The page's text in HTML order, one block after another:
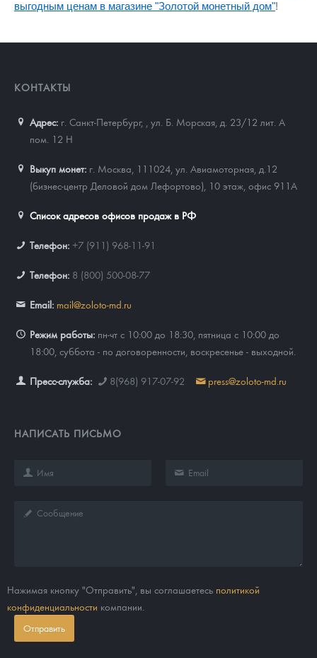
выгодным ценам в магазине "Золотой монетный дом"!
КОНТАКТЫ
Адрес: г. Санкт-Петербург,
ул. Б. Морская, д. 23/12 лит. А
пом. 12 Н
Выкуп монет: г. Москва, 111024, ул. Авиамоторная, д.12
(бизнес-центр Деловой дом Лефортово), 10 этаж, офис 911А
Список адресов офисов продаж в РФ
Телефон: +7 (911) 968-11-91
Телефон: 8 (800) 500-08-77
Email: mail@zoloto-md.ru
Режим работы: пн-чт с 10:00 до 18:30, пятница с 10:00 до
18:00, суббота - по договоренности, воскресенье - выходной.
Пресс-служба: 8(968) 917-07-92 press@zoloto-md.ru
НАПИСАТЬ ПИСЬМО
Нажимая кнопку "Отправить", вы соглашаетесь политикой
конфиденциальности компании.
Отправить